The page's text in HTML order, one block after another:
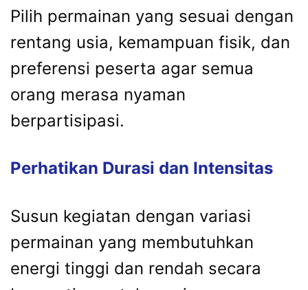
Pilih permainan yang sesuai dengan
rentang usia, kemampuan fisik, dan
preferensi peserta agar semua
orang merasa nyaman
berpartisipasi.
Perhatikan Durasi dan Intensitas
Susun kegiatan dengan variasi
permainan yang membutuhkan
energi tinggi dan rendah secara